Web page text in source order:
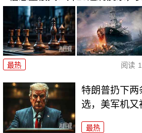
最热 阅读
特朗普扔下
选，美军机又
最热